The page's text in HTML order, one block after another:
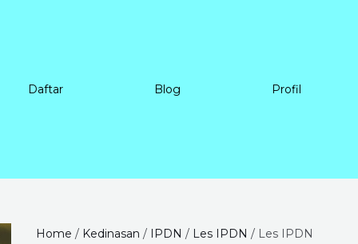
Daftar Blog Profil
Home / Kedinasan / IPDN / Les IPDN / Les IPDN
Price
Les